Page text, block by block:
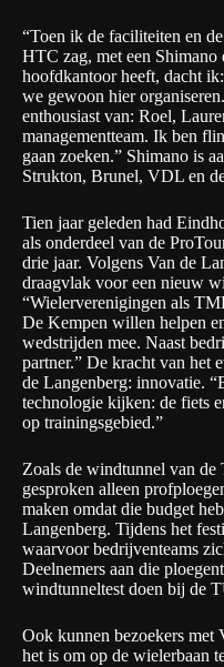
“Toen ik de faciliteiten en
HTC zag, met een Shimano
hoofdkantoor heeft, dacht
we gewoon hier
enthousiast van: Roel,
managementteam. Ik ben
gaan zoeken.” Shimano is
Strukton, Brunel, VDL en
Tien jaar geleden had
als onderdeel van de
drie jaar. Volgens Van de
draagvlak voor een nieuw
“Wielerverenigingen als
De Kempen willen helpen
wedstrijden mee. Naast
partner.” De kracht van het
de Langenberg: innovatie.
technologie kijken: de fiets
op trainingsgebied.”
Zoals de windtunnel van de
gesproken alleen
maken omdat die budget
Langenberg. Tijdens het
waarvoor bedrijventeams
Deelnemers aan die
windtunneltest doen bij de
Ook kunnen bezoekers met
het is om op de wielerbaan